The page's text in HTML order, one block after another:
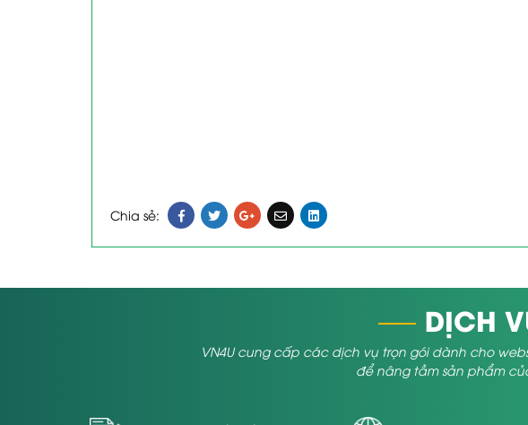
Chia sẻ:
DỊCH
VN4U cung cấp các dịch vụ trọn gói dành cho
để nâng tầm sản phẩm